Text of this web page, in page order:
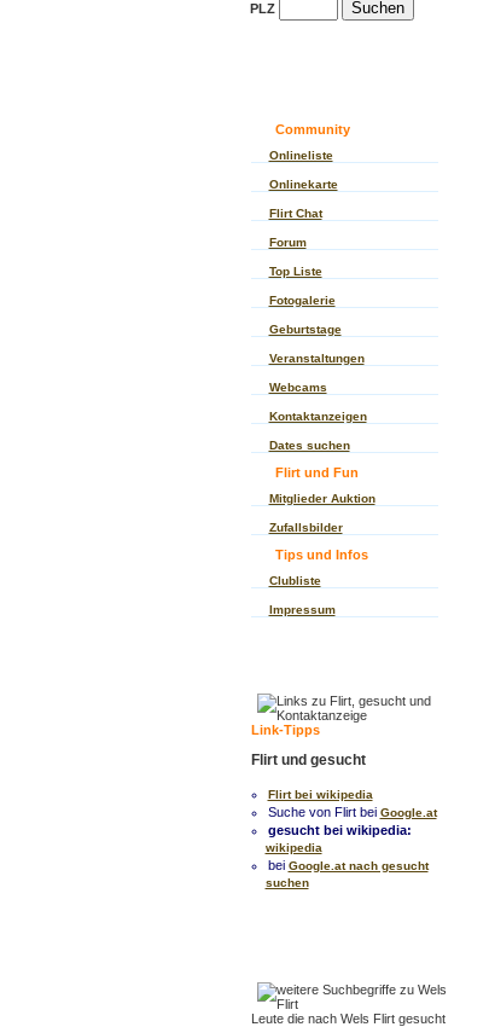
PLZ
Community
Onlineliste
Onlinekarte
Flirt Chat
Forum
Top Liste
Fotogalerie
Geburtstage
Veranstaltungen
Webcams
Kontaktanzeigen
Dates suchen
Flirt und Fun
Mitglieder Auktion
Zufallsbilder
Tips und Infos
Clubliste
Impressum
Link-Tipps
Flirt und gesucht
Flirt bei wikipedia
Suche von Flirt bei Google.at
gesucht bei wikipedia:
wikipedia
bei Google.at nach gesucht
suchen
Leute die nach Wels Flirt gesucht